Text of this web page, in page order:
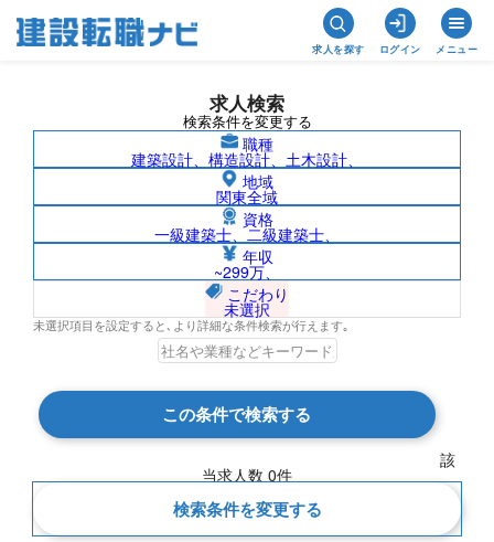
求人を探す ログイン メニュー
求人検索
検索条件を変更する
職種
建築設計、構造設計、土木設計、
地域
関東全域
資格
一級建築士、二級建築士、
年収
~299万、
こだわり
未選択
未選択項目を設定すると､より詳細な条件検索が行えます｡
この条件で検索する
該
当求人数 0件
検索条件を変更する
和歌山県/株式会社錢高組の求人検索結果
一覧
新着順